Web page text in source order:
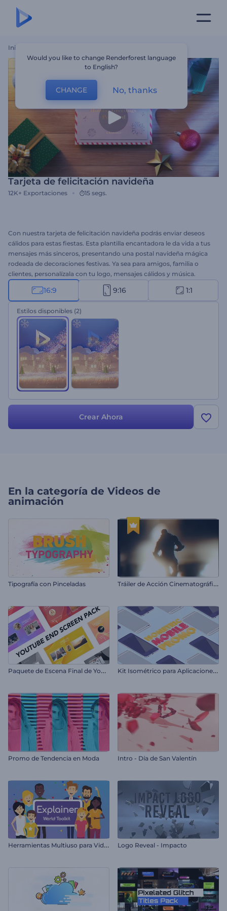
Inicio
Tarjeta de felicitación navideña
12K+ Exportaciones 15 segs.
Con nuestra tarjeta de felicitación navideña podrás enviar deseos
cálidos para estas fiestas. Esta plantilla encantadora le da vida a tus
mensajes más sinceros, presentando una postal navideña mágica
rodeada de decoraciones festivas. Ya sea para amigos, familia o
clientes, personalízala con tu logo, mensajes cálidos y música.
Desde videos de felicitación hasta publicaciones en redes sociales,
esta plantilla hará que la temporada de fiestas sea inolvidable para
todos. ¡Crea la tuya ahora!
16:9 9:16 1:1
Estilos disponibles (2)
Crear Ahora
En la categoría de Videos de
animación
Tipografía con Pinceladas T
ráiler de Acción Cinematográfica
P
aquete de Escena Final de YouTube K
it Isométrico para Aplicaciones Móviles
Promo de Tendencia en Moda Intro - Día de San Valentín
H
erramientas Multiuso para Videos Explicativos Logo Reveal - Impacto
Would you like to change Renderforest language
to English?
CHANGE No, thanks